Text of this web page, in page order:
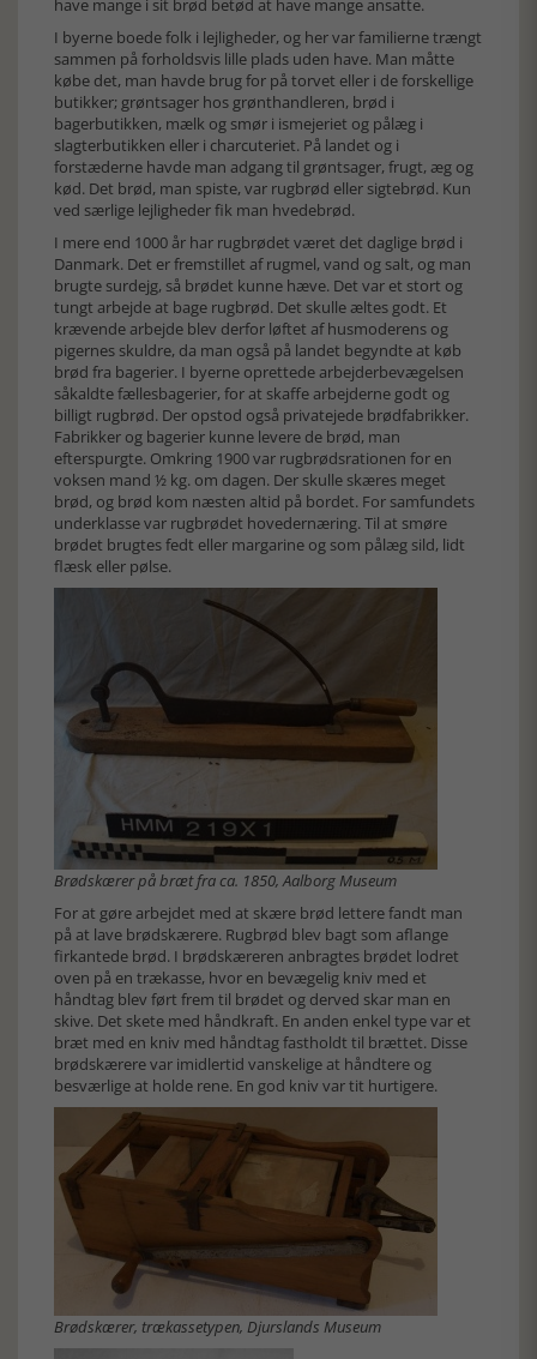
have mange i sit brød betød at have mange ansatte.
I byerne boede folk i lejligheder, og her var familierne trængt
sammen på forholdsvis lille plads uden have. Man måtte
købe det, man havde brug for på torvet eller i de forskellige
butikker; grøntsager hos grønthandleren, brød i
bagerbutikken, mælk og smør i ismejeriet og pålæg i
slagterbutikken eller i charcuteriet. På landet og i
forstæderne havde man adgang til grøntsager, frugt, æg og
kød. Det brød, man spiste, var rugbrød eller sigtebrød. Kun
ved særlige lejligheder fik man hvedebrød.
I mere end 1000 år har rugbrødet været det daglige brød i
Danmark. Det er fremstillet af rugmel, vand og salt, og man
brugte surdejg, så brødet kunne hæve. Det var et stort og
tungt arbejde at bage rugbrød. Det skulle æltes godt. Et
krævende arbejde blev derfor løftet af husmoderens og
pigernes skuldre, da man også på landet begyndte at køb
brød fra bagerier. I byerne oprettede arbejderbevægelsen
såkaldte fællesbagerier, for at skaffe arbejderne godt og
billigt rugbrød. Der opstod også privatejede brødfabrikker.
Fabrikker og bagerier kunne levere de brød, man
efterspurgte. Omkring 1900 var rugbrødsrationen for en
voksen mand ½ kg. om dagen. Der skulle skæres meget
brød, og brød kom næsten altid på bordet. For samfundets
underklasse var rugbrødet hovedernæring. Til at smøre
brødet brugtes fedt eller margarine og som pålæg sild, lidt
flæsk eller pølse.
Brødskærer på bræt fra ca. 1850, Aalborg Museum
For at gøre arbejdet med at skære brød lettere fandt man
på at lave brødskærere. Rugbrød blev bagt som aflange
firkantede brød. I brødskæreren anbragtes brødet lodret
oven på en trækasse, hvor en bevægelig kniv med et
håndtag blev ført frem til brødet og derved skar man en
skive. Det skete med håndkraft. En anden enkel type var et
bræt med en kniv med håndtag fastholdt til brættet. Disse
brødskærere var imidlertid vanskelige at håndtere og
besværlige at holde rene. En god kniv var tit hurtigere.
Brødskærer, trækassetypen, Djurslands Museum